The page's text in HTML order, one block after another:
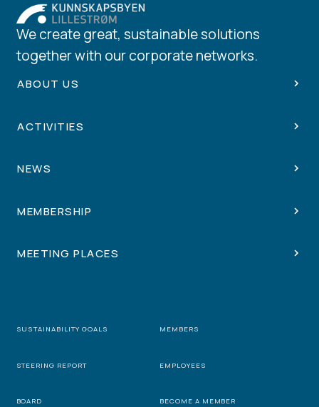
We create great, sustainable solutions
together with our corporate networks.
ABOUT US
ACTIVITIES
NEWS
MEMBERSHIP
MEETING PLACES
SUSTAINABILITY GOALS MEMBERS
STEERING REPORT EMPLOYEES
BOARD BECOME A MEMBER